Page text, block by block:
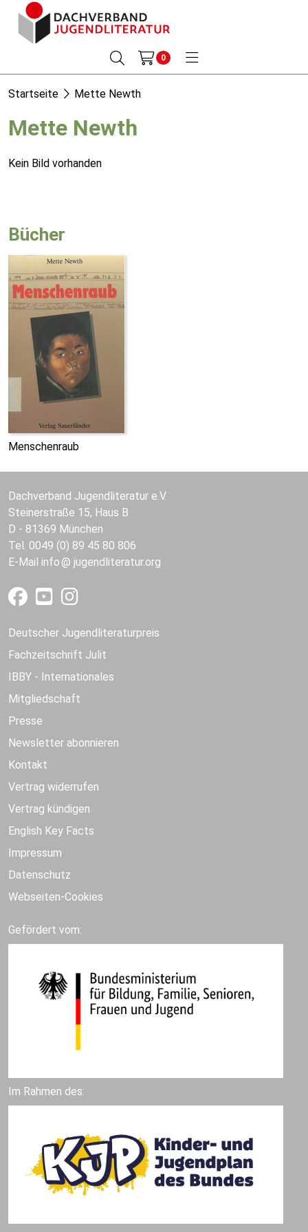
0
Startseite Mette Newth
Mette Newth
Kein Bild vorhanden
Bücher
Menschenraub
Dachverband Jugendliteratur e.V.
Steinerstraße 15, Haus B
D - 81369 München
Tel. 0049 (0) 89 45 80 806
E-Mail info jugendliteratur.org
Deutscher Jugendliteraturpreis
Fachzeitschrift Julit
IBBY - Internationales
Mitgliedschaft
Presse
Newsletter abonnieren
Kontakt
Vertrag widerrufen
Vertrag kündigen
English Key Facts
Impressum
Datenschutz
Webseiten-Cookies
Gefördert vom:
Im Rahmen des: